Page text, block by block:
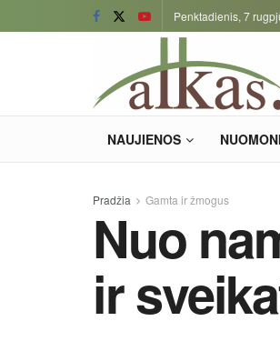
Penktadienis, 7
NAUJIENOS
Pradžia Gamta ir žmogus
Nuo
ir